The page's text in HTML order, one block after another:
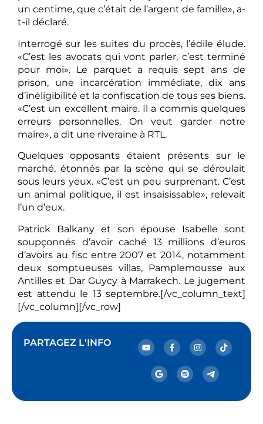
un centime, que c’était de l’argent de famille», a-
t-il déclaré.
Interrogé sur les suites du procès, l’édile élude.
«C’est les avocats qui vont parler, c’est terminé
pour moi». Le parquet a requis sept ans de
prison, une incarcération immédiate, dix ans
d’inéligibilité et la confiscation de tous ses biens.
«C’est un excellent maire. Il a commis quelques
erreurs personnelles. On veut garder notre
maire», a dit une riveraine à RTL.
Quelques opposants étaient présents sur le
marché, étonnés par la scène qui se déroulait
sous leurs yeux. «C’est un peu surprenant. C’est
un animal politique, il est insaisissable», relevait
l’un d’eux.
Patrick Balkany et son épouse Isabelle sont
soupçonnés d’avoir caché 13 millions d’euros
d’avoirs au fisc entre 2007 et 2014, notamment
deux somptueuses villas, Pamplemousse aux
Antilles et Dar Guycy à Marrakech. Le jugement
est attendu le 13 septembre.[/vc_column_text]
[/vc_column][/vc_row]
PARTAGEZ L'INFO